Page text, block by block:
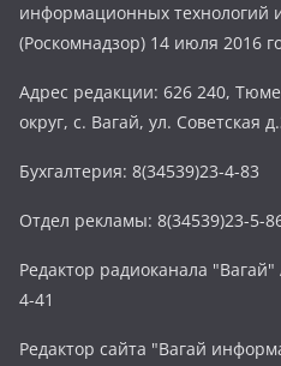
информационных технологий
(Роскомнадзор) 14 июля 2016
Адрес редакции: 626 240,
округ, с. Вагай, ул. Советская
Бухгалтерия: 8(34539)23-4-83
Отдел рекламы: 8(34539)23-5-
Редактор радиоканала
4-41
Редактор сайта "Вагай